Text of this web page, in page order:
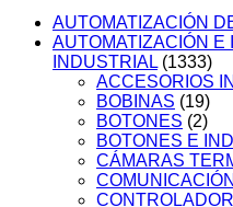
AUTOMATIZACIÓN
AUTOMATIZACIÓN E
INDUSTRIAL (1333)
ACCESORIOS
BOBINAS (19)
BOTONES (2)
BOTONES E
CÁMARAS
COMUNICACIÓN